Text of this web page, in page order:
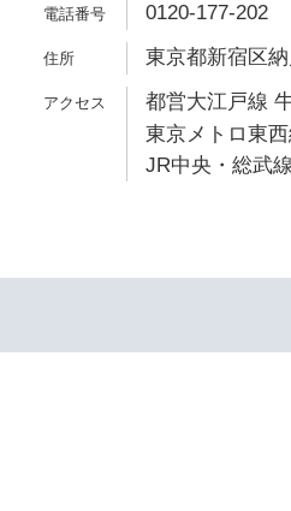
0120-177-202
東京都新宿区
都営大江戸線
東京メトロ東
JR中央・総武